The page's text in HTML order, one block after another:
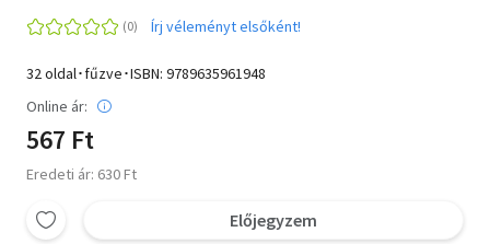
Írj véleményt elsőként!
32 oldal･fűzve･ISBN: 9789635961948
Online ár:
567 Ft
Eredeti ár: 630 Ft
Előjegyzem